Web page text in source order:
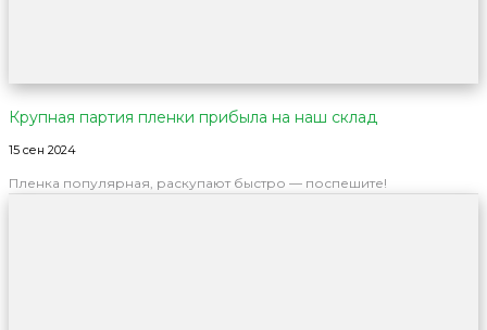
Крупная партия пленки прибыла на наш склад
15 сен 2024
Пленка популярная, раскупают быстро — поспешите!